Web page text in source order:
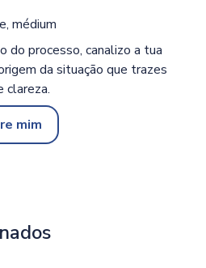
médium
do processo, canalizo a tua
da situação que trazes
clareza.
mim